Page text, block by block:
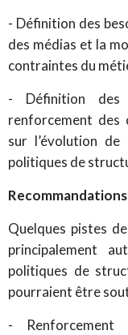
- Définition des
des médias et la
contraintes du
- Définition des
renforcement des
sur l’évolution
politiques de
Recommandations
Quelques pistes
principalement
politiques de
pourraient être
- Renforcement